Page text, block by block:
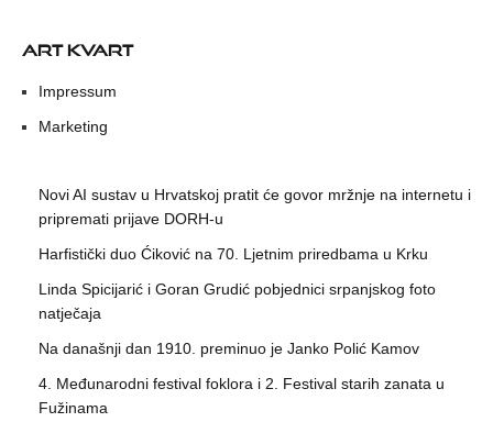
ART KVART
Impressum
Marketing
Novi AI sustav u Hrvatskoj pratit će govor mržnje na internetu i
pripremati prijave DORH-u
Harfistički duo Ćiković na 70. Ljetnim priredbama u Krku
Linda Spicijarić i Goran Grudić pobjednici srpanjskog foto
natječaja
Na današnji dan 1910. preminuo je Janko Polić Kamov
4. Međunarodni festival foklora i 2. Festival starih zanata u
Fužinama